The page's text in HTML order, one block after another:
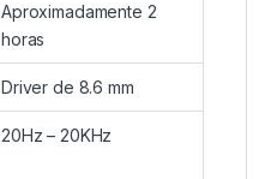
Aproximadamente 2
horas
Driver de 8.6 mm
20Hz – 20KHz